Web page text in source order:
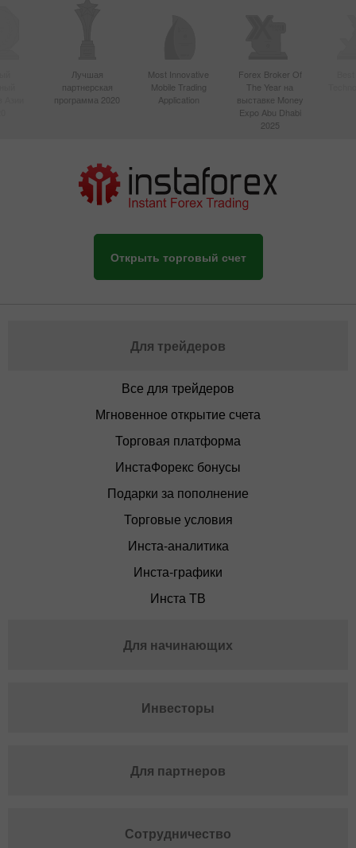
Лучшая
партнерская
программа 2020
Most Innovative
Mobile Trading
Application
Forex Broker Of
The Year на
выставке Money
Expo Abu Dhabi
2025
Открыть торговый счет
Для трейдеров
Все для трейдеров
Мгновенное открытие счета
Торговая платформа
ИнстаФорекс бонусы
Подарки за пополнение
Торговые условия
Инста-аналитика
Инста-графики
Инста ТВ
Для начинающих
Инвесторы
Для партнеров
Сотрудничество